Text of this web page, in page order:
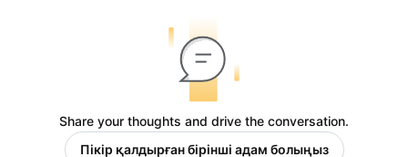
Share your thoughts and drive the conversation.
Пікір қалдырған бірінші адам болыңыз